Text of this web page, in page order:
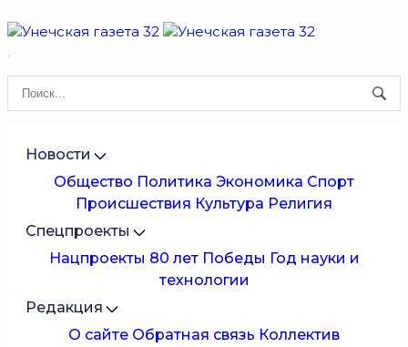
Новости
Общество Политика Экономика Спорт
Происшествия Культура Религия
Спецпроекты
Нацпроекты 80 лет Победы Год науки и
технологии
Редакция
О сайте Обратная связь Коллектив